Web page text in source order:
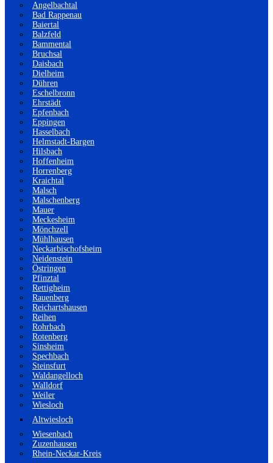
Angelbachtal
Bad Rappenau
Baiertal
Balzfeld
Bammental
Bruchsal
Daisbach
Dielheim
Dühren
Eschelbronn
Ehrstädt
Epfenbach
Eppingen
Hasselbach
Helmstadt-Bargen
Hilsbach
Hoffenheim
Horrenberg
Kraichtal
Malsch
Malschenberg
Mauer
Meckesheim
Mönchzell
Mühlhausen
Neckarbischofsheim
Neidenstein
Östringen
Pfinztal
Rettigheim
Rauenberg
Reichartshausen
Reihen
Rohrbach
Rotenberg
Sinsheim
Spechbach
Steinsfurt
Waldangelloch
Walldorf
Weiler
Wiesloch
Altwiesloch
Wiesenbach
Zuzenhausen
Rhein-Neckar-Kreis